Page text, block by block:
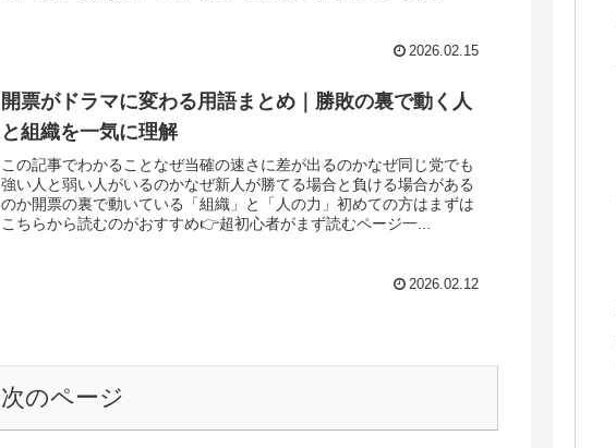
2026.02.15
開票がドラマに変わる用語まとめ｜勝敗の裏で動く人
と組織を一気に理解
この記事でわかることなぜ当確の速さに差が出るのかなぜ同じ党でも
強い人と弱い人がいるのかなぜ新人が勝てる場合と負ける場合がある
のか開票の裏で動いている「組織」と「人の力」初めての方はまずは
こちらから読むのがおすすめ👉超初心者がまず読むページ一...
2026.02.12
次のページ